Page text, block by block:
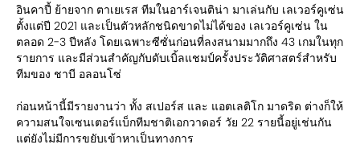
อินคาปี้ ย้ายจาก ตาเยเรส ทีมในอาร์เจนติน่า มาเล่นกับ เลเวอร์คูเซ่น
ตั้งแต่ปี 2021 และเป็นตัวหลักชนิดขาดไม่ได้ของ เลเวอร์คูเซ่น ใน
ตลอด 2-3 ปีหลัง โดยเฉพาะซีซั่นก่อนที่ลงสนามมากถึง 43 เกมในทุก
รายการ และมีส่วนสำคัญกับดับเบิ้ลแชมป์ครั้งประวัติศาสตร์สำหรับ
ทีมของ ชาบี อลอนโซ่
ก่อนหน้านี้มีรายงานว่า ทั้ง สเปอร์ส และ แอตเลติโก มาดริด ต่างก็ให้
ความสนใจเซนเตอร์แบ็กทีมชาติเอกวาดอร์ วัย 22 รายนี้อยู่เช่นกัน
แต่ยังไม่มีการขยับเข้าหาเป็นทางการ